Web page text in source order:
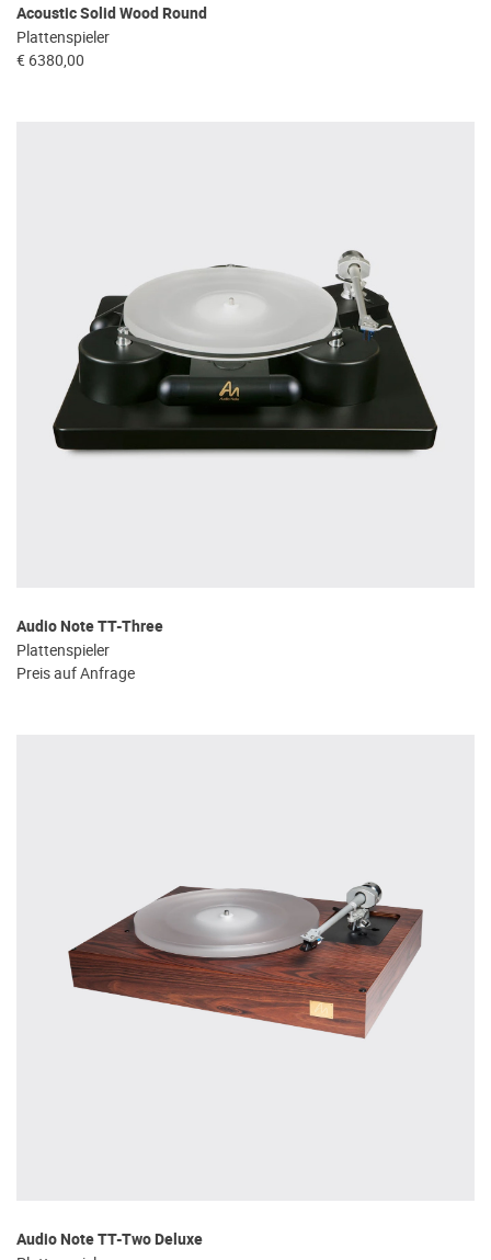
Acoustic Solid Wood Round
Plattenspieler
€ 6380,00
Audio Note TT-Three
Plattenspieler
Preis auf Anfrage
Audio Note TT-Two Deluxe